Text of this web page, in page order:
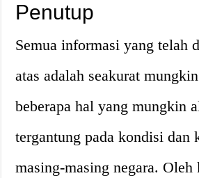
Penutup
Semua informasi yang telah
atas adalah seakurat
beberapa hal yang mungkin
tergantung pada kondisi dan
masing-masing negara. Oleh